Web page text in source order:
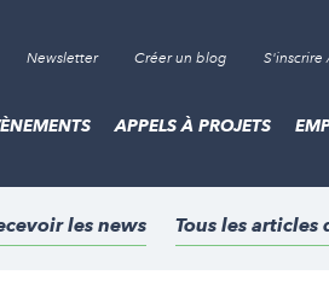
Newsletter Créer un blog S'inscrire
APPELS À PROJETS
les news Tous les articles